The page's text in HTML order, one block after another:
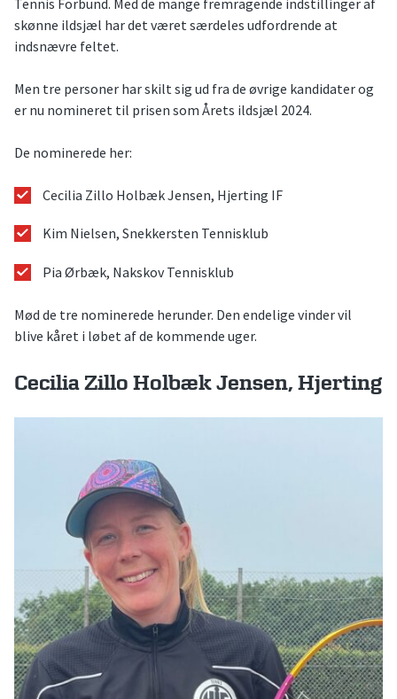
Tennis Forbund. Med de mange fremragende indstillinger af
skønne ildsjæl har det været særdeles udfordrende at
indsnævre feltet.
Men tre personer har skilt sig ud fra de øvrige kandidater og
er nu nomineret til prisen som Årets ildsjæl 2024.
De nominerede her:
Cecilia Zillo Holbæk Jensen, Hjerting IF
Kim Nielsen, Snekkersten Tennisklub
Pia Ørbæk, Nakskov Tennisklub
Mød de tre nominerede herunder. Den endelige vinder vil
blive kåret i løbet af de kommende uger.
Cecilia Zillo Holbæk Jensen, Hjerting